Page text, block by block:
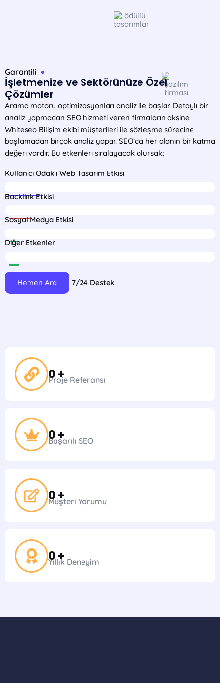
Garantili
İşletmenize ve Sektörünüze Özel
Çözümler
Arama motoru optimizasyonları analiz ile başlar. Detaylı bir
analiz yapmadan SEO hizmeti veren firmaların aksine
Whiteseo Bilişim ekibi müşterileri ile sözleşme sürecine
başlamadan birçok analiz yapar. SEO’da her alanın bir katma
değeri vardır. Bu etkenleri sıralayacak olursak;
Kullanıcı Odaklı Web Tasarım Etkisi
Backlink Etkisi
Sosyal Medya Etkisi
Diğer Etkenler
Hemen Ara 7/24 Destek
Proje Referansı
0 +
Başarılı SEO
0 +
Müşteri Yorumu
0 +
Yıllık Deneyim
0 +